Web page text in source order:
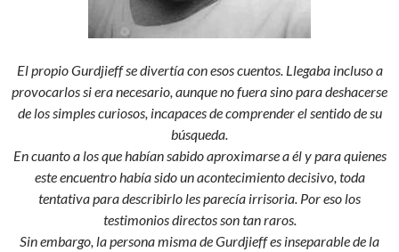
El propio Gurdjieff se divertía con esos cuentos. Llegaba incluso a
provocarlos si era necesario, aunque no fuera sino para deshacerse
de los simples curiosos, incapaces de comprender el sentido de su
búsqueda.
En cuanto a los que habían sabido aproximarse a él y para quienes
este encuentro había sido un acontecimiento decisivo, toda
tentativa para describirlo les parecía irrisoria. Por eso los
testimonios directos son tan raros.
Sin embargo, la persona misma de Gurdjieff es inseparable de la